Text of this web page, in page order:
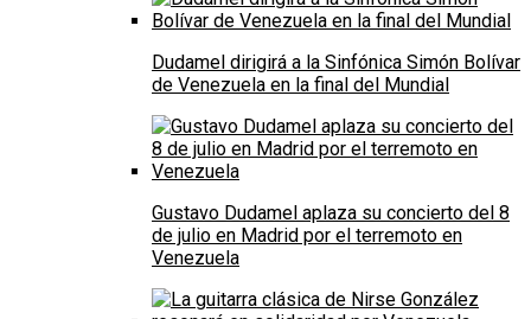
Dudamel dirigirá a la Sinfónica Simón Bolívar
de Venezuela en la final del Mundial
Gustavo Dudamel aplaza su concierto del 8
de julio en Madrid por el terremoto en
Venezuela